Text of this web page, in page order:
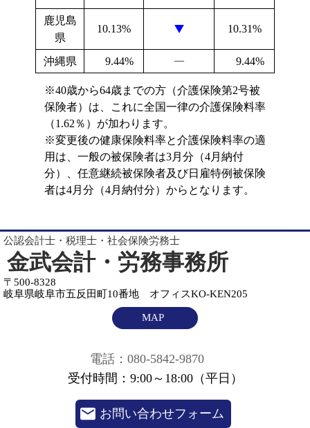
鹿児島
県
10.13% 10.31%
沖縄県 9.44% ― 9.44%
※40歳から64歳までの方（介護保険第2号被
保険者）は、これに全国一律の介護保険料率
（1.62％）が加わります。
※変更後の健康保険料率と介護保険料率の適
用は、一般の被保険者は3月分（4月納付
分）、任意継続被保険者及び日雇特例被保険
者は4月分（4月納付分）からとなります。
公認会計士・税理士・社会保険労務士
金武会計・労務事務所
〒500-8328
岐阜県岐阜市五反田町10番地 オフィスKO-KEN205
MAP
電話：080-5842-9870
受付時間：9:00～18:00（平日）
お問い合わせフォーム